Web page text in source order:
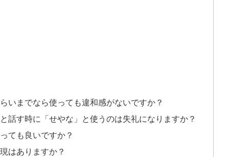
いまでなら使っても違和感がないですか？
話す時に「せやな」と使うのは失礼になりますか？
ても良いですか？
はありますか？